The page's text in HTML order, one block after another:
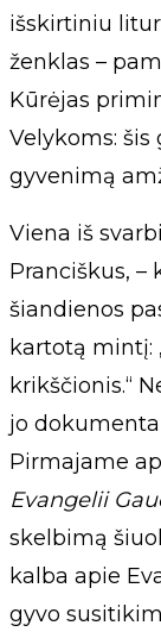
išskirtiniu
ženklas –
Kūrėjas
Velykoms:
gyvenimą
Viena iš
Pranciškus, –
šiandienos
kartotą mintį:
krikščionis.“
jo
Pirmajame
Evangelii
skelbimą
kalba apie
gyvo